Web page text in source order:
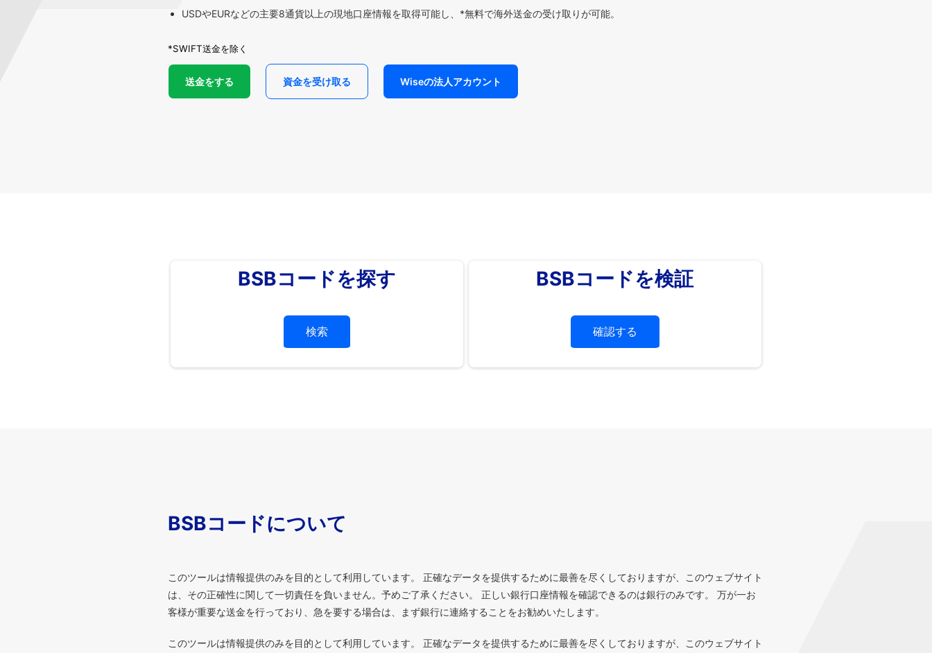
USDやEURなどの主要8通貨以上の現地口座情報を取得可能し、*無料で海外送金の受け取りが可能。
*SWIFT送金を除く
送金をする 資金を受け取る Wiseの法人アカウント
BSBコードを探す
検索
BSBコードを検証
確認する
BSBコードについて
このツールは情報提供のみを目的として利用しています。 正確なデータを提供するために最善を尽くしておりますが、このウェブサイト
は、その正確性に関して一切責任を負いません。予めご了承ください。 正しい銀行口座情報を確認できるのは銀行のみです。 万が一お
客様が重要な送金を行っており、急を要する場合は、まず銀行に連絡することをお勧めいたします。
このツールは情報提供のみを目的として利用しています。 正確なデータを提供するために最善を尽くしておりますが、このウェブサイト